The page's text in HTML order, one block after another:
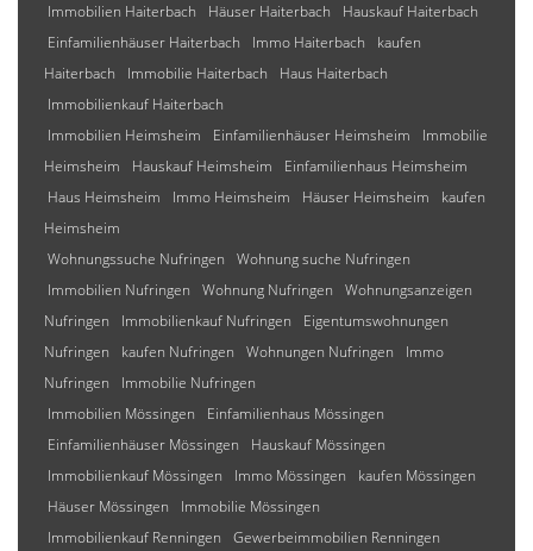
Immobilien Haiterbach
Häuser Haiterbach
Hauskauf Haiterbach
Einfamilienhäuser Haiterbach
Immo Haiterbach
kaufen
Haiterbach
Immobilie Haiterbach
Haus Haiterbach
Immobilienkauf Haiterbach
Immobilien Heimsheim
Einfamilienhäuser Heimsheim
Immobilie
Heimsheim
Hauskauf Heimsheim
Einfamilienhaus Heimsheim
Haus Heimsheim
Immo Heimsheim Häuser Heimsheim
kaufen
Heimsheim
Wohnungssuche Nufringen
Wohnung suche Nufringen
Immobilien Nufringen
Wohnung Nufringen
Wohnungsanzeigen
Nufringen
Immobilienkauf Nufringen
Eigentumswohnungen
Nufringen
kaufen Nufringen Wohnungen Nufringen
Immo
Nufringen
Immobilie Nufringen
Immobilien Mössingen
Einfamilienhaus Mössingen
Einfamilienhäuser Mössingen
Hauskauf Mössingen
Immobilienkauf Mössingen
Immo Mössingen
kaufen Mössingen
Häuser Mössingen
Immobilie Mössingen
Immobilienkauf Renningen
Gewerbeimmobilien Renningen